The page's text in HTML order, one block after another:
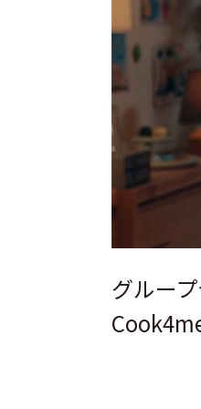
グルー